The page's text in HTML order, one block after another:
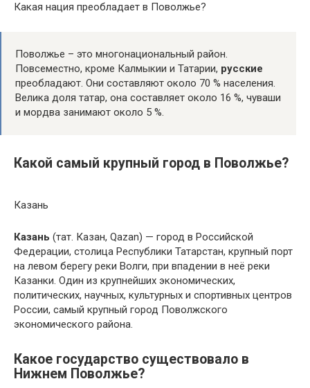
Какая нация преобладает в Поволжье?
Поволжье – это многонациональный район.
Повсеместно, кроме Калмыкии и Татарии, русские
преобладают. Они составляют около 70 % населения.
Велика доля татар, она составляет около 16 %, чуваши
и мордва занимают около 5 %.
Какой самый крупный город в Поволжье?
Казань
Казань (тат. Казан, Qazan) — город в Российской
Федерации, столица Республики Татарстан, крупный порт
на левом берегу реки Волги, при впадении в неё реки
Казанки. Один из крупнейших экономических,
политических, научных, культурных и спортивных центров
России, самый крупный город Поволжского
экономического района.
Какое государство существовало в
Нижнем Поволжье?